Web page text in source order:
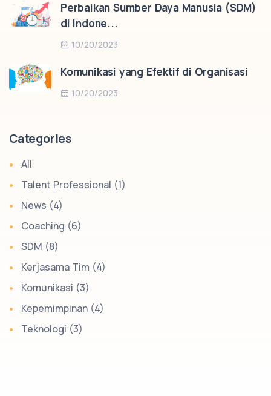
Perbaikan Sumber Daya Manusia (SDM)
di Indone...
10/20/2023
Komunikasi yang Efektif di Organisasi
10/20/2023
Categories
All
Talent Professional (1)
News (4)
Coaching (6)
SDM (8)
Kerjasama Tim (4)
Komunikasi (3)
Kepemimpinan (4)
Teknologi (3)